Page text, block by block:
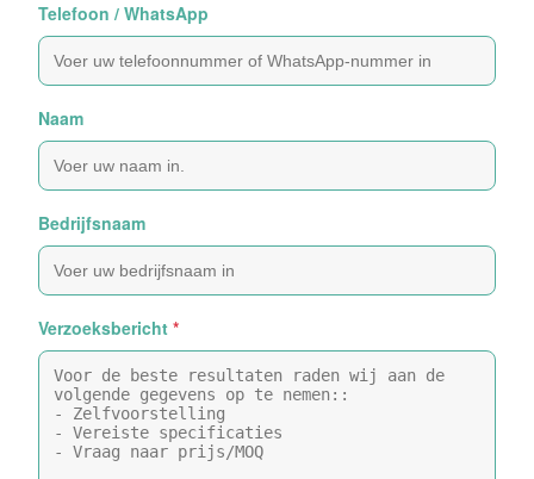
Telefoon / WhatsApp
Naam
Bedrijfsnaam
Verzoeksbericht *